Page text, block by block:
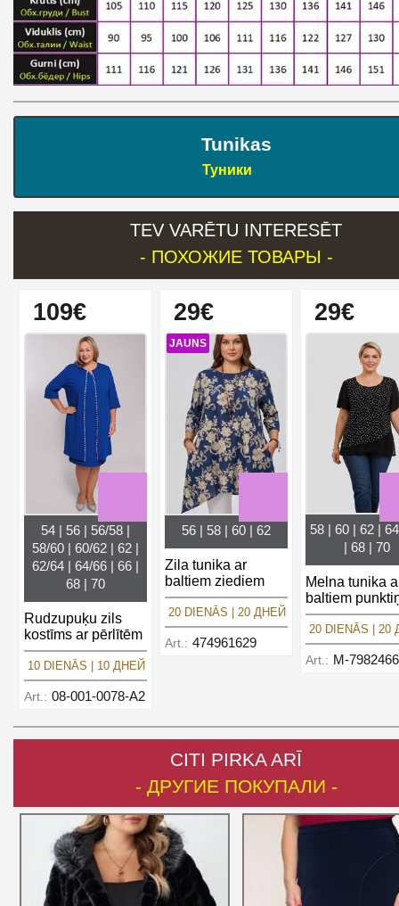
Tunikas
Туники
TEV VARĒTU INTERESĒT
- ПОХОЖИЕ ТОВАРЫ -
109€
54 | 56 | 56/58 |
58/60 | 60/62 | 62 |
62/64 | 64/66 | 66 |
68 | 70
Rudzupuķu zils
kostīms ar pērlītēm
10 DIENĀS | 10 ДНЕЙ
Art.: 08-001-0078-A2
29€
JAUNS
56 | 58 | 60 | 62
Zila tunika ar
baltiem ziediem
20 DIENĀS | 20 ДНЕЙ
Art.: 474961629
29€
58 | 60 | 62 |
| 68 | 70
Melna tunika
baltiem
20 DIENĀS | 20
Art.: M-
CITI PIRKA ARĪ
- ДРУГИЕ ПОКУПАЛИ -